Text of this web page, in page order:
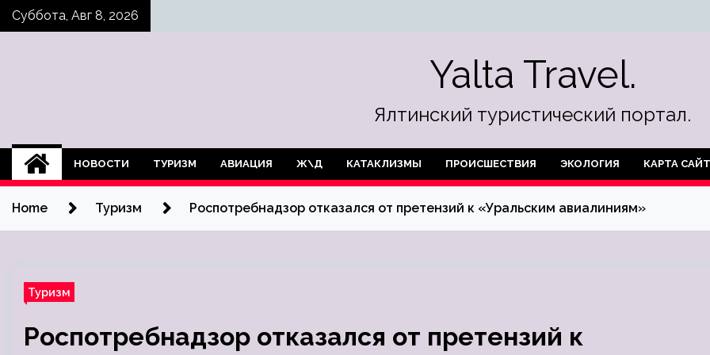
SkipСуббота, Авг 8, 2026
Yalta Travel.
Ялтинский туристический портал.
НОВОСТИ ТУРИЗМ АВИАЦИЯ Ж\Д КАТАКЛИЗМЫ ПРОИСШЕСТВИЯ ЭКОЛОГИЯ КАРТА
Home Туризм Роспотребнадзор отказался от претензий к «Уральским авиалиниям»
Туризм
Роспотребнадзор отказался от претензий к